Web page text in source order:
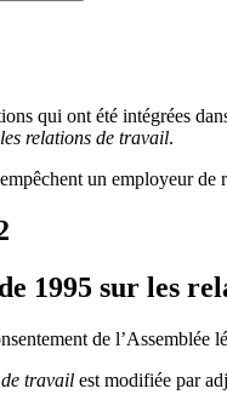
qui ont été intégrées
relations de travail.
un employeur de
1995 sur les
de
travail est modifiée par